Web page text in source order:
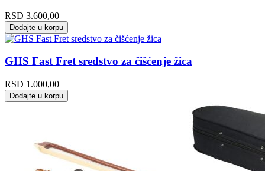
RSD 3.600,00
Dodajte u korpu
GHS Fast Fret sredstvo za čišćenje žica
RSD 1.000,00
Dodajte u korpu